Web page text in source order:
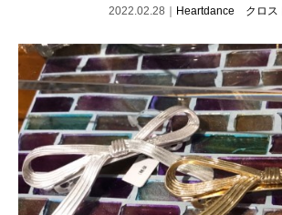
2022.02.28｜ Heartdance クロス